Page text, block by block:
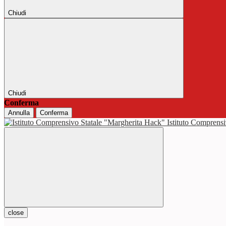
Chiudi
Chiudi
Conferma
Annulla Conferma
Istituto
close